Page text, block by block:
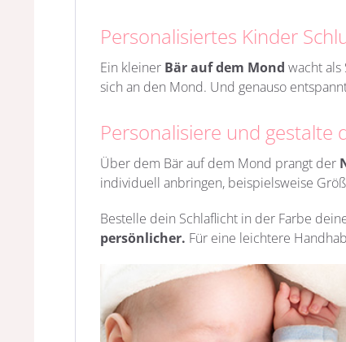
Personalisiertes Kinder
Ein kleiner Bär auf dem Mond wacht
sich an den Mond. Und genauso
Personalisiere und gestalte
Über dem Bär auf dem Mond prangt der
individuell anbringen, beispielsweise
Bestelle dein Schlaflicht in der Farbe
persönlicher. Für eine leichtere